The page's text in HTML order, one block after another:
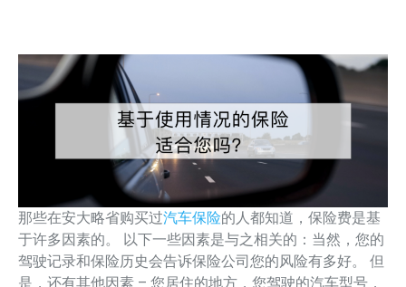
那些在安大略省购买过汽车保险的人都知道，保险费是基
于许多因素的。 以下一些因素是与之相关的：当然，您的
驾驶记录和保险历史会告诉保险公司您的风险有多好。 但
是，还有其他因素 – 您居住的地方，您驾驶的汽车型号，